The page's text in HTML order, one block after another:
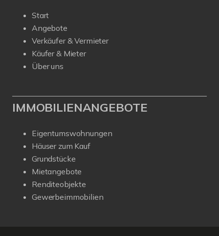
Start
Angebote
Verkäufer & Vermieter
Käufer & Mieter
Über uns
IMMOBILIENANGEBOTE
Eigentumswohnungen
Häuser zum Kauf
Grundstücke
Mietangebote
Renditeobjekte
Gewerbeimmobilien